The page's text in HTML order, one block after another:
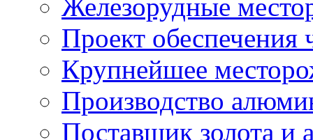
Железо­рудные
Проект обеспечения
Крупнейшее
Производство
Поставщик золота и